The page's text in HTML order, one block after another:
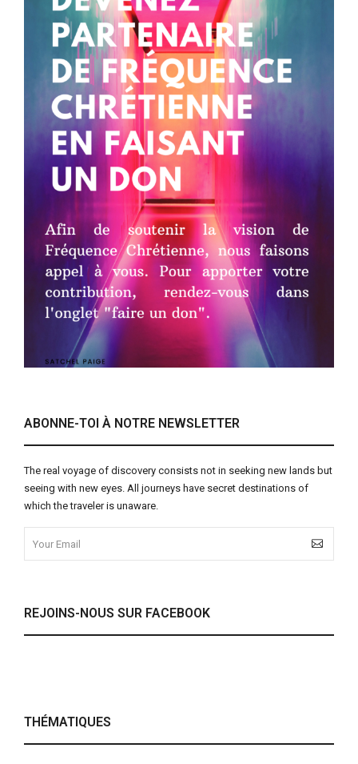
ABONNE-TOI À NOTRE NEWSLETTER
The real voyage of discovery consists not in seeking new lands but
seeing with new eyes. All journeys have secret destinations of
which the traveler is unaware.
REJOINS-NOUS SUR FACEBOOK
THÉMATIQUES